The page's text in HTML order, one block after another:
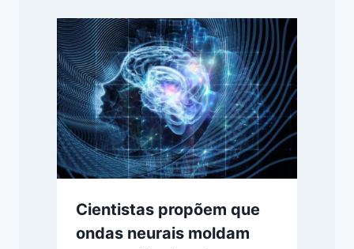
Cientistas propõem que
ondas neurais moldam